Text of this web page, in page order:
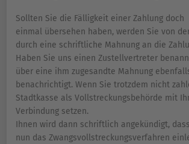
Sollten Sie die Fälligkeit einer Zahlung doch
einmal übersehen haben, werden Sie von
durch eine schriftliche Mahnung an die
Haben Sie uns einen Zustellvertreter
über eine ihm zugesandte Mahnung
benachrichtigt. Wenn Sie trotzdem nicht
Stadtkasse als Vollstreckungsbehörde mit
Verbindung setzen.
Ihnen wird dann schriftlich angekündigt,
nun das Zwangsvollstreckungsverfahren